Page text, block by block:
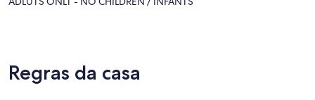
sand beaches, and rated among one of the USA's best.
This VR unit is located in the front portion of a Kailua beachfront
Regras da casa